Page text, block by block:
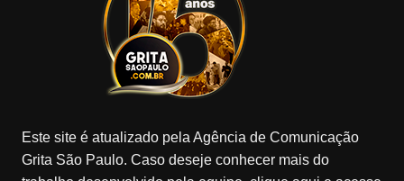
Este site é atualizado pela Agência de Comunicação
Grita São Paulo. Caso deseje conhecer mais do